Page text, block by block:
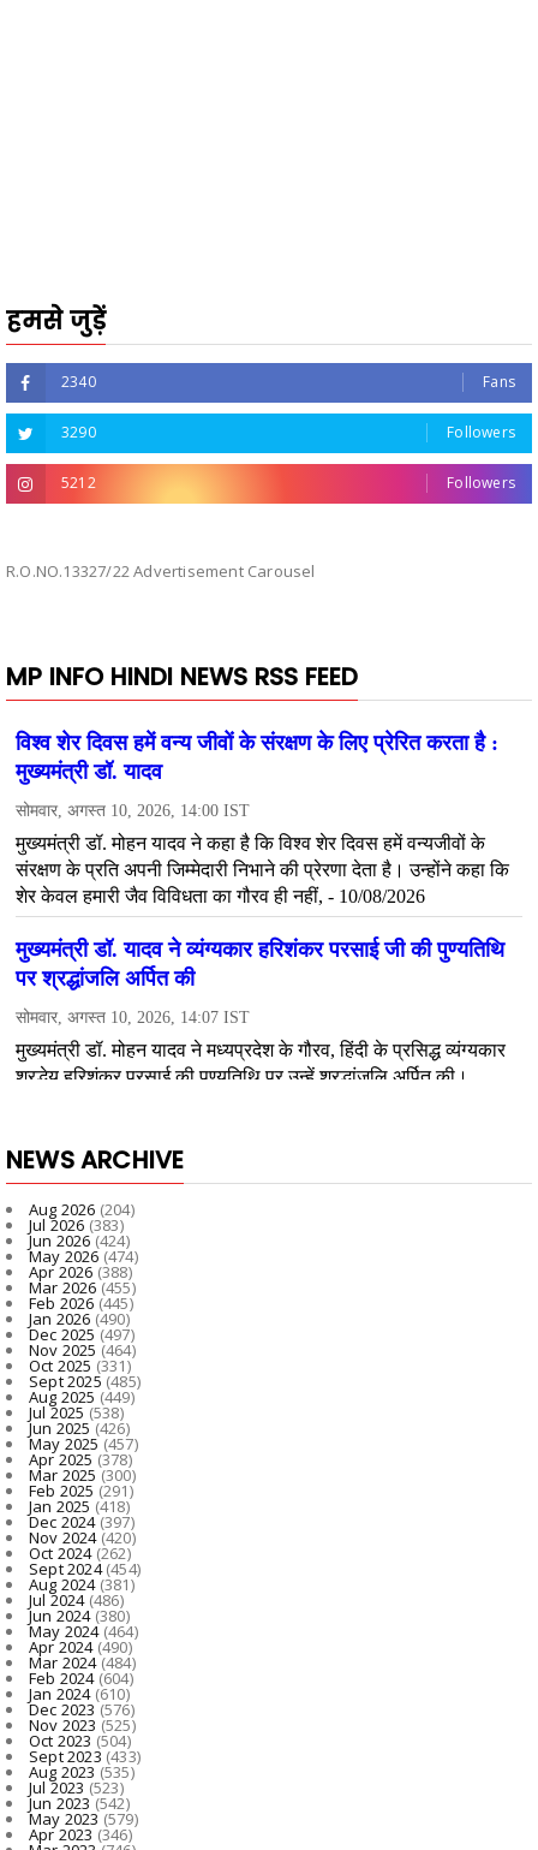
हमसे जुड़ें
2340 Fans
3290 Followers
5212 Followers
R.O.NO.13327/22 Advertisement Carousel
MP INFO HINDI NEWS RSS FEED
NEWS ARCHIVE
Aug 2026 (204)
Jul 2026 (383)
Jun 2026(424)
May 2026(474)
Apr 2026 (388)
Mar 2026(455)
Feb 2026 (445)
Jan 2026 (490)
Dec 2025(497)
Nov 2025 (464)
Oct 2025 (331)
Sept 2025 (485)
Aug 2025 (449)
Jul 2025 (538)
Jun 2025(426)
May 2025(457)
Apr 2025 (378)
Mar 2025 (300)
Feb 2025 (291)
Jan 2025 (418)
Dec 2024(397)
Nov 2024(420)
Oct 2024(262)
Sept 2024(454)
Aug 2024(381)
Jul 2024(486)
Jun 2024(380)
May 2024(464)
Apr 2024(490)
Mar 2024(484)
Feb 2024(604)
Jan 2024(610)
Dec 2023(576)
Nov 2023 (525)
Oct 2023 (504)
Sept 2023 (433)
Aug 2023 (535)
Jul 2023 (523)
Jun 2023(542)
May 2023(579)
Apr 2023 (346)